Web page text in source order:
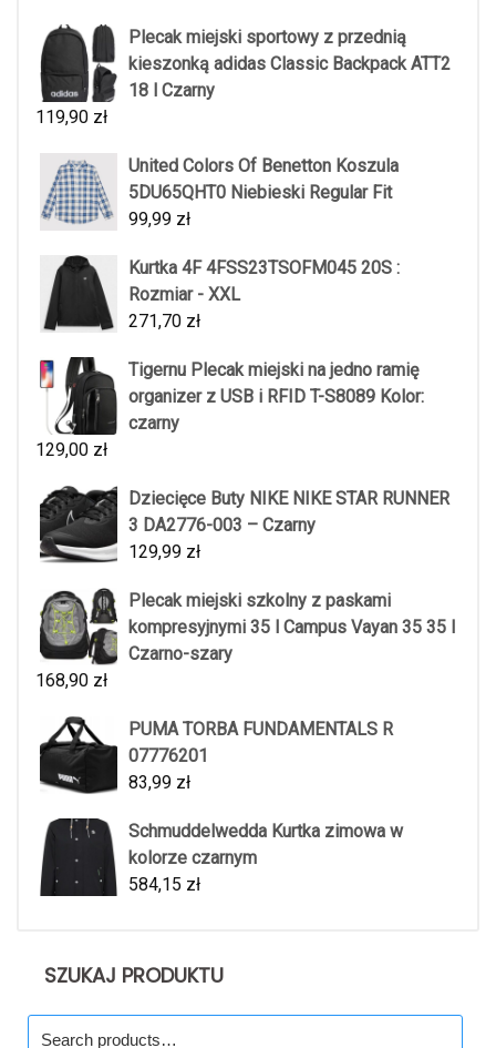
Plecak miejski sportowy z przednią
kieszonką adidas Classic Backpack ATT2
18 l Czarny
119,90 zł
United Colors Of Benetton Koszula
5DU65QHT0 Niebieski Regular Fit
99,99 zł
Kurtka 4F 4FSS23TSOFM045 20S :
Rozmiar - XXL
271,70 zł
Tigernu Plecak miejski na jedno ramię
organizer z USB i RFID T-S8089 Kolor:
czarny
129,00 zł
Dziecięce Buty NIKE NIKE STAR RUNNER
3 DA2776-003 – Czarny
129,99 zł
Plecak miejski szkolny z paskami
kompresyjnymi 35 l Campus Vayan 35 35 l
Czarno-szary
168,90 zł
PUMA TORBA FUNDAMENTALS R
07776201
83,99 zł
Schmuddelwedda Kurtka zimowa w
kolorze czarnym
584,15 zł
SZUKAJ PRODUKTU